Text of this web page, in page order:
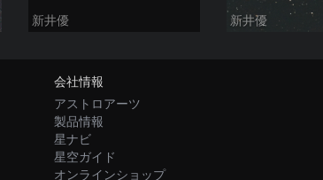
新井優 新井優
会社情報
アストロアーツ
製品情報
星ナビ
星空ガイド
オンラインショップ